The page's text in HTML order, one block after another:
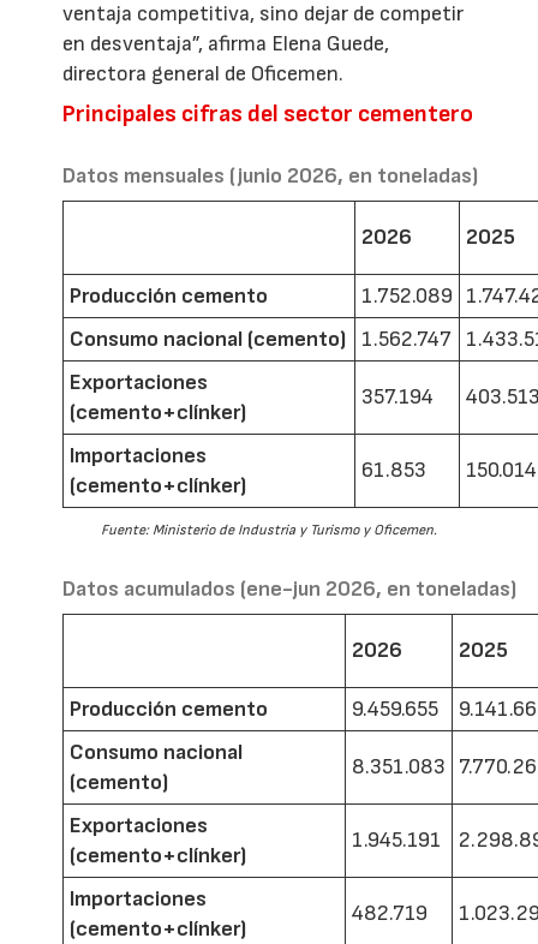
ventaja competitiva, sino dejar de competir
en desventaja”, afirma Elena Guede,
directora general de Oficemen.
Principales cifras del sector cementero
Datos mensuales (junio 2026, en toneladas)
2026 2025
Producción cemento 1.752.089
Consumo nacional (cemento)
1.562.747
Exportaciones
(cemento+clínker)
357.194
Importaciones
(cemento+clínker)
61.853 150.014
Fuente: Ministerio de Industria y Turismo y Oficemen.
Datos acumulados (ene-jun 2026, en toneladas)
2026 2025
Producción cemento 9.459.655
Consumo nacional
(cemento)
8.351.083
Exportaciones
(cemento+clínker)
1.945.191
Importaciones
(cemento+clínker)
482.719